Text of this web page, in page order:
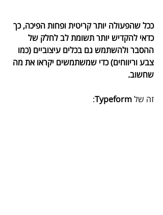
ככל שהפעולה יותר קריטית ופחות הפיכה, כך
כדאי להקדיש יותר תשומת לב לחלק של
ההסבר ולהשתמש גם בכלים עיצוביים (כמו
צבע וריווחים) כדי שמשתמשים יקראו את מה
שחשוב.
​זה של Typeform
: